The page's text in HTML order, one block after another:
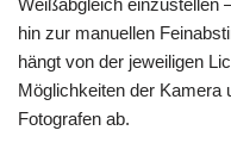
Weißabgleich einzustellen
hin zur manuellen
hängt von der jeweiligen
Möglichkeiten der Kamera
Fotografen ab.